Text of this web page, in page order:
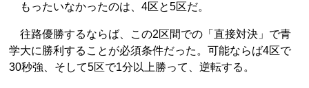
もったいなかったのは、4区と5区だ。
往路優勝するならば、この2区間での「直接対決」で青
学大に勝利することが必須条件だった。可能ならば4区で
30秒強、そして5区で1分以上勝って、逆転する。